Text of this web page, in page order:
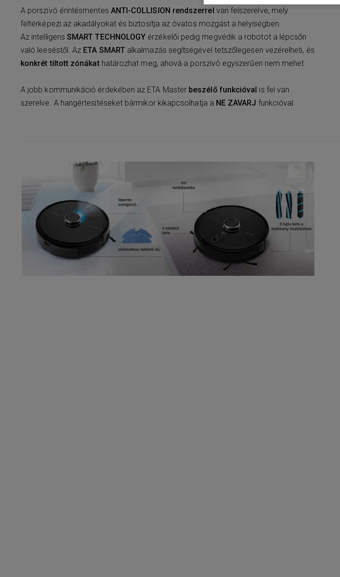
A porszívó érintésmentes ANTI-COLLISION rendszerrel van felszerelve, mely
feltérképezi az akadályokat és biztosítja az óvatos mozgást a helyiségben.
Az intelligensSMART TECHNOLOGY érzékelői pedig megvédik a robotot a lépcsőn
való leeséstől. Az ETA SMARTalkalmazás segítségével tetszőlegesen vezérelheti, és
konkrét tiltott zónákathatározhat meg, ahová a porszívó egyszerűen nem mehet.
A jobb kommunikáció érdekében az ETA Master beszélő funkcióval is fel van
szerelve. A hangértesítéseket bármikor kikapcsolhatja a NE ZAVARJ funkcióval.